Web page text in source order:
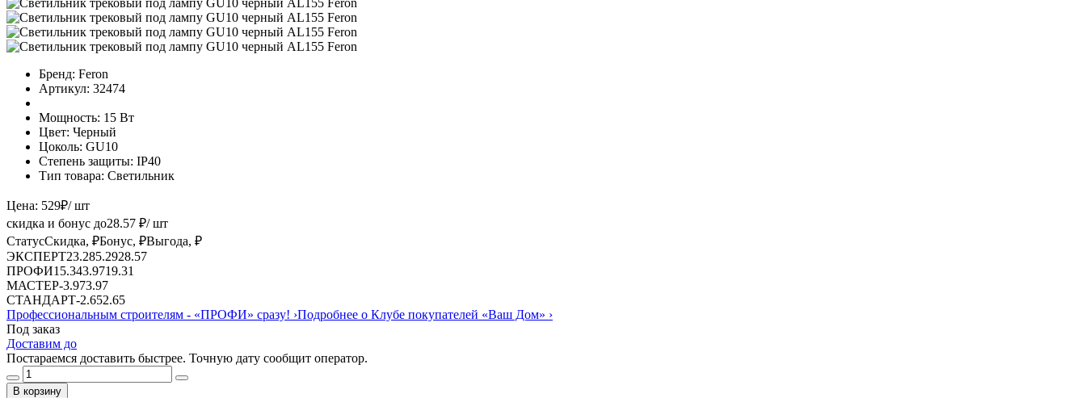
Бренд: Feron
Артикул: 32474
Мощность: 15 Вт
Цвет: Черный
Цоколь: GU10
Степень защиты: IP40
Тип товара: Светильник
Цена: 529₽/ шт
скидка и бонус до28.57 ₽/ шт
СтатусСкидка, ₽Бонус, ₽Выгода, ₽
ЭКСПЕРТ23.285.2928.57
ПРОФИ15.343.9719.31
МАСТЕР-3.973.97
СТАНДАРТ-2.652.65
Профессиональным строителям - «ПРОФИ» сразу! ›Подробнее о Клубе покупателей «Ваш Дом» ›
Под заказ
Доставим до
Постараемся доставить быстрее. Точную дату сообщит оператор.
В корзину